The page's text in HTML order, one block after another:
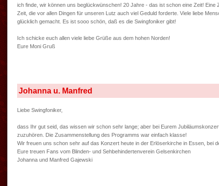
ich finde, wir können uns beglückwünschen! 20 Jahre - das ist schon eine Zeit!
Zeit, die vor allen Dingen für unseren Lutz auch viel Geduld forderte. Viele liebe
glücklich gemacht. Es ist sooo schön, daß es die Swingfoniker gibt!
Ich schicke euch allen viele liebe Grüße aus dem hohen Norden!
Eure Moni Gruß
Johanna u. Manfred
Liebe Swingfoniker,
dass Ihr gut seid, das wissen wir schon sehr lange; aber bei Eurem
zuzuhören. Die Zusammenstellung des Programms war einfach klasse!
Wir freuen uns schon sehr auf das Konzert heute in der Erlöserkirche in Essen, bei
Eure treuen Fans vom Blinden- und Sehbehindertenverein Gelsenkirchen
Johanna und Manfred Gajewski